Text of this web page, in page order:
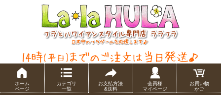
ホーム
ページ
カテゴリ
一覧
お支払方法
&送料
会員様
マイページ
お買い物
かご